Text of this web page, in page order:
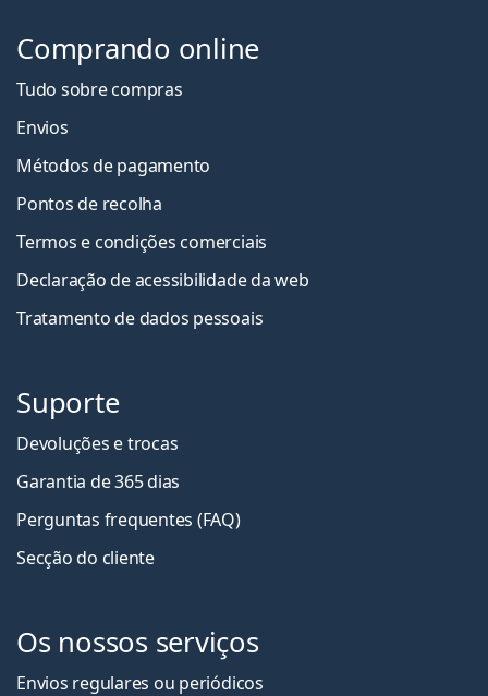
Comprando online
Tudo sobre compras
Envios
Métodos de pagamento
Pontos de recolha
Termos e condições comerciais
Declaração de acessibilidade da web
Tratamento de dados pessoais
Suporte
Devoluções e trocas
Garantia de 365 dias
Perguntas frequentes (FAQ)
Secção do cliente
Os nossos serviços
Envios regulares ou periódicos